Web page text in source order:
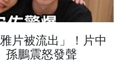
片被流出」！片中
孫鵬震怒發聲